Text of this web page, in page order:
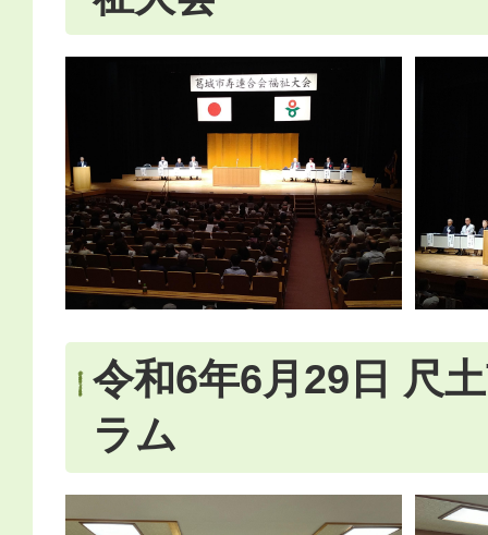
令和6年6月29日 尺
ラム